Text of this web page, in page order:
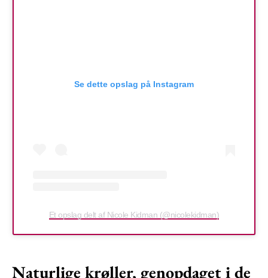
Se dette opslag på Instagram
Et opslag delt af Nicole Kidman (@nicolekidman)
Naturlige krøller, genopdaget i de